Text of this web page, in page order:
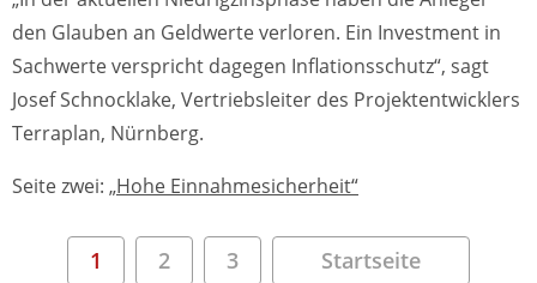
den Glauben an Geldwerte verloren. Ein Investment in
Sachwerte verspricht dagegen Inflationsschutz“, sagt
Josef Schnocklake, Vertriebsleiter des Projektentwicklers
Terraplan, Nürnberg.
Seite zwei: „Hohe Einnahmesicherheit“
1 2 3 Startseite